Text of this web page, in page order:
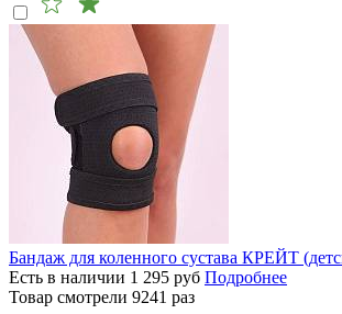
Бандаж для коленного сустава КРЕЙТ
Есть в наличии 1 295 руб Подробнее
Товар смотрели 9241 раз